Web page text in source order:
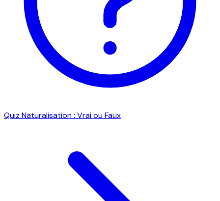
Quiz Naturalisation : Vrai ou Faux